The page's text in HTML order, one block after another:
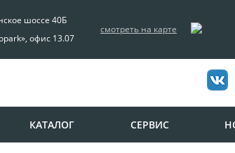
шоссе 40Б
офис 13.07
смотреть на карте
КАТАЛОГ СЕРВИС